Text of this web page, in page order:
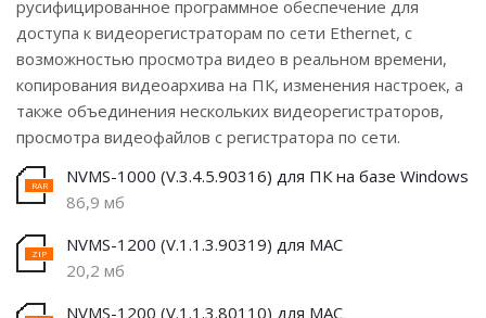
русифицированное программное обеспечение для
доступа к видеорегистраторам по сети Ethernet, с
возможностью просмотра видео в реальном времени,
копирования видеоархива на ПК, изменения настроек, а
также объединения нескольких видеорегистраторов,
просмотра видеофайлов с регистратора по сети.
NVMS-1000 (V.3.4.5.90316) для ПК на базе Windows
86,9 мб
NVMS-1200 (V.1.1.3.90319) для MAC
20,2 мб
NVMS-1200 (V.1.1.3.80110) для MAC